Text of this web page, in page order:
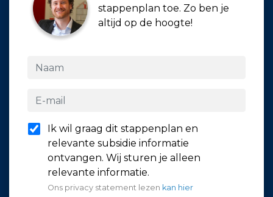
stappenplan toe. Zo ben je
altijd op de hoogte!
Ik wil graag dit stappenplan en
relevante subsidie informatie
ontvangen. Wij sturen je alleen
relevante informatie.
Ons privacy statement lezen kan hier